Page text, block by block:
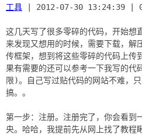
工具 2012-07-30 13:24:39
这几天写了很多零碎的代码，开始想
来发现又想用的时候，需要下载，
传框架，想到将这些零碎的代码上
果有需要的还可以参考一下我写的代
限)。自己写过贴代码的网站不难，
搞。。
第一步：注册。注册完了，你会看
央。哈哈，我提前先从网上找了教